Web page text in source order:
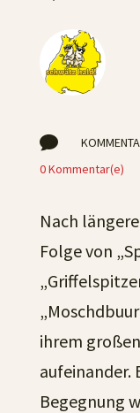

0 Kommentar(e)
Nach
Folge von
ihrem
aufeinander.
Begegnung